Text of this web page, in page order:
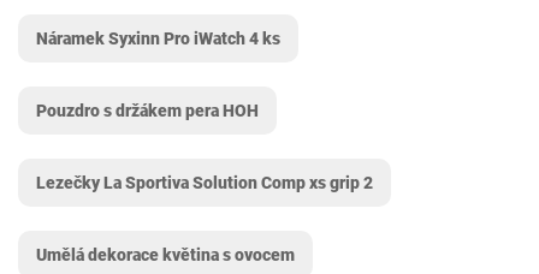
Náramek Syxinn Pro iWatch 4 ks
Pouzdro s držákem pera HOH
Lezečky La Sportiva Solution Comp xs grip 2
Umělá dekorace květina s ovocem